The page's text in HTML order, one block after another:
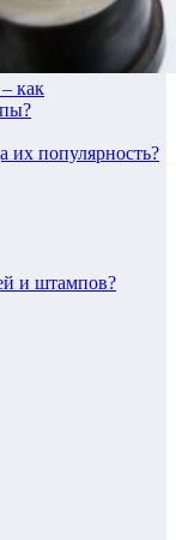
как
их популярность?
и штампов?